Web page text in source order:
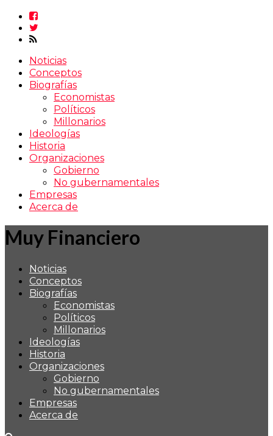
Noticias
Conceptos
Biografías
Economistas
Políticos
Millonarios
Ideologías
Historia
Organizaciones
Gobierno
No gubernamentales
Empresas
Acerca de
Muy Financiero
Noticias
Conceptos
Biografías
Economistas
Políticos
Millonarios
Ideologías
Historia
Organizaciones
Gobierno
No gubernamentales
Empresas
Acerca de